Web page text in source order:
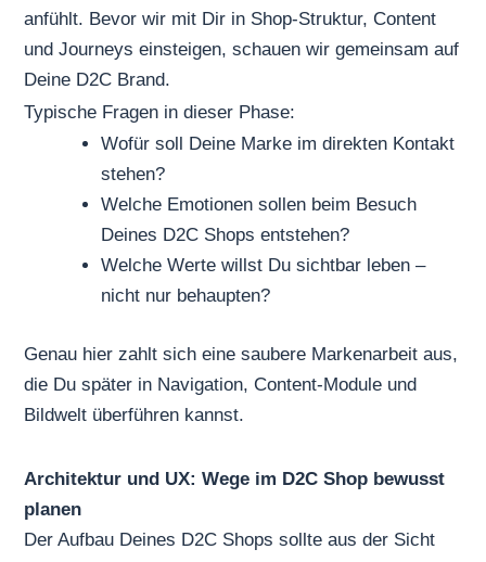
anfühlt. Bevor wir mit Dir in Shop-Struktur, Content
und Journeys einsteigen, schauen wir gemeinsam auf
Deine D2C Brand.
Typische Fragen in dieser Phase:
Wofür soll Deine Marke im direkten Kontakt
stehen?
Welche Emotionen sollen beim Besuch
Deines D2C Shops entstehen?
Welche Werte willst Du sichtbar leben –
nicht nur behaupten?
Genau hier zahlt sich eine saubere Markenarbeit aus,
die Du später in Navigation, Content-Module und
Bildwelt überführen kannst.
Architektur und UX: Wege im D2C Shop bewusst
planen
Der Aufbau Deines D2C Shops sollte aus der Sicht